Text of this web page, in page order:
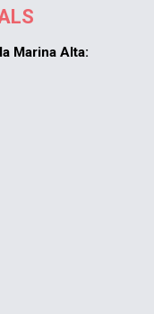
Marina Alta: